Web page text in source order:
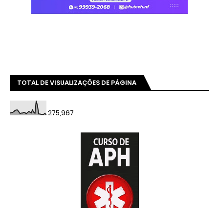
TOTAL DE VISUALIZAÇÕES DE PÁGINA
275,967